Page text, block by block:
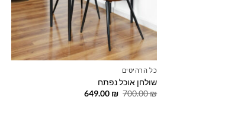
כל הרהיטים
שולחן אוכל נפתח
700.00₪
המחיר
649.00 ₪
המחיר